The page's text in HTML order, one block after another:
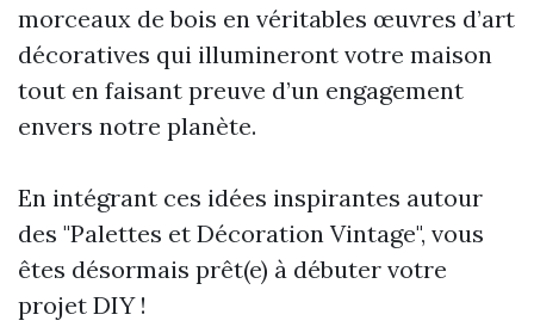
morceaux de bois en véritables œuvres d’art
décoratives qui illumineront votre maison
tout en faisant preuve d’un engagement
envers notre planète.
En intégrant ces idées inspirantes autour
des "Palettes et Décoration Vintage", vous
êtes désormais prêt(e) à débuter votre
projet DIY !